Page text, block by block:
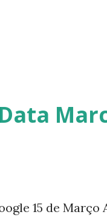
15 de Março